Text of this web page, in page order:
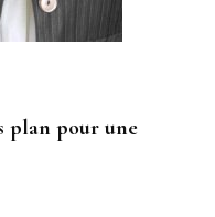
plan pour une